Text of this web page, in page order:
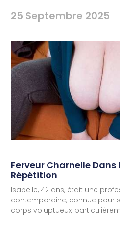
25 Septembre 2025
Ferveur Charnelle Dans
Répétition
Isabelle, 42 ans, était une
contemporaine, connue pour
corps voluptueux,